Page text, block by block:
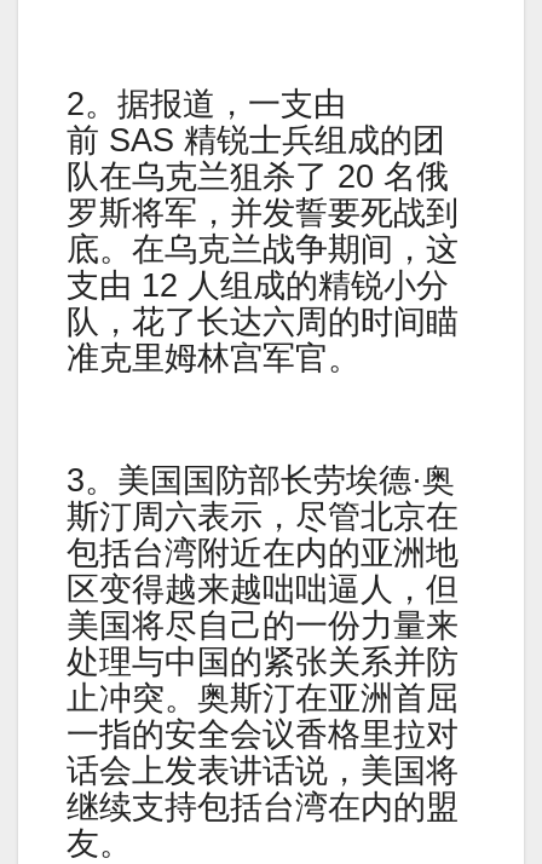
2。据报道，一支由
前 SAS 精锐士兵组成的团
队在乌克兰狙杀了 20 名俄
罗斯将军，并发誓要死战到
底。在乌克兰战争期间，这
支由 12 人组成的精锐小分
队，花了长达六周的时间瞄
准克里姆林宫军官。
3。美国国防部长劳埃德·奥
斯汀周六表示，尽管北京在
包括台湾附近在内的亚洲地
区变得越来越咄咄逼人，但
美国将尽自己的一份力量来
处理与中国的紧张关系并防
止冲突。奥斯汀在亚洲首屈
一指的安全会议香格里拉对
话会上发表讲话说，美国将
继续支持包括台湾在内的盟
友。